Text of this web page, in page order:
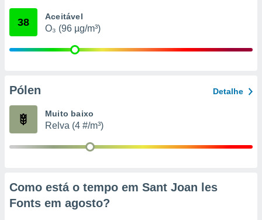
através
estudos
1199
38 Aceitável
O₃ (96 µg/m³)
Pólen Detalhe
Muito baixo
Relva (4 #/m³)
Como está o tempo em Sant Joan les
Fonts em agosto?